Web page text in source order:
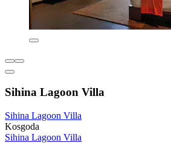
Sihina Lagoon Villa
Sihina Lagoon Villa
Kosgoda
Sihina Lagoon Villa